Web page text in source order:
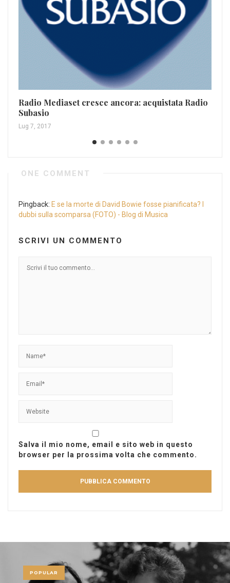
Radio Mediaset cresce ancora: acquistata Radio
Subasio
Lug 7, 2017
ONE COMMENT
Pingback: E se la morte di David Bowie fosse pianificata? I
dubbi sulla scomparsa (FOTO) - Blog di Musica
SCRIVI UN COMMENTO
Salva il mio nome, email e sito web in questo
browser per la prossima volta che commento.
POPULAR